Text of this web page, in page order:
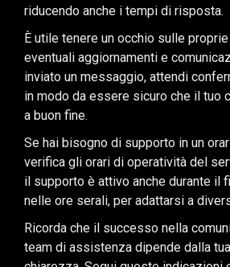
riducendo anche i tempi di risposta.
È utile tenere un occhio sulle
eventuali aggiornamenti e
inviato un messaggio, attendi
in modo da essere sicuro che il tuo
a buon fine.
Se hai bisogno di supporto in un
verifica gli orari di operatività del
il supporto è attivo anche durante il
nelle ore serali, per adattarsi a
Ricorda che il successo nella
team di assistenza dipende dalla